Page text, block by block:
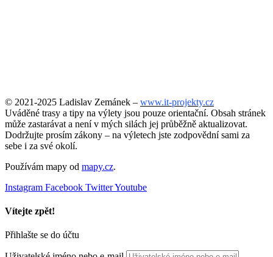
© 2021-2025 Ladislav Zemánek – www.it-projekty.cz
Uváděné trasy a tipy na výlety jsou pouze orientační. Obsah stránek
může zastarávat a není v mých silách jej průběžně aktualizovat.
Dodržujte prosím zákony – na výletech jste zodpovědní sami za
sebe i za své okolí.
Používám mapy od mapy.cz.
Instagram Facebook TwitterYoutube
Vítejte zpět!
Přihlašte se do účtu